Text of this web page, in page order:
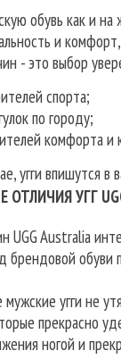
обувь как и на
и
- это выбор
спорта;
по городу;
комфорта и
угги впишутся в
ОТЛИЧИЯ УГГ
UGG Australia
брендовой обуви
угги не
прекрасно
ногой и